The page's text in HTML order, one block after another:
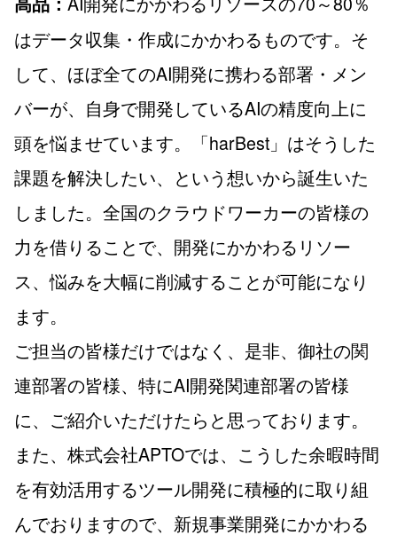
はデータ収集・作成にかかわるものです。そ
して、ほぼ全てのAI開発に携わる部署・メン
バーが、自身で開発しているAIの精度向上に
頭を悩ませています。「harBest」はそうした
課題を解決したい、という想いから誕生いた
しました。全国のクラウドワーカーの皆様の
力を借りることで、開発にかかわるリソー
ス、悩みを大幅に削減することが可能になり
ます。
ご担当の皆様だけではなく、是非、御社の関
連部署の皆様、特にAI開発関連部署の皆様
に、ご紹介いただけたらと思っております。
また、株式会社APTOでは、こうした余暇時間
を有効活用するツール開発に積極的に取り組
んでおりますので、新規事業開発にかかわる